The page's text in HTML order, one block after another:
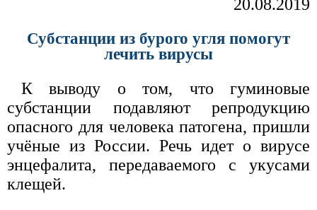
20.08.2019
Субстанции из бурого угля помогут
лечить вирусы
К выводу о том, что гуминовые
субстанции подавляют репродукцию
опасного для человека патогена, пришли
учёные из России. Речь идет о вирусе
энцефалита, передаваемого с укусами
клещей.